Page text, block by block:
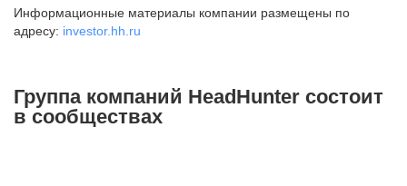
Муниципальный округ Тверской,
2-я Брестская ул., д. 48,
+7 495 980-64-27
Информационные материалы компании размещены по
адресу: investor.hh.ru
Группа компаний HeadHunter состоит
в сообществах